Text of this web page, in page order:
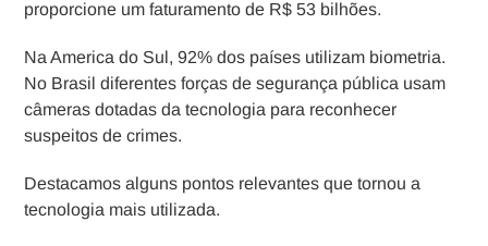
proporcione um faturamento de R$ 53 bilhões.
Na America do Sul, 92% dos países utilizam biometria.
No Brasil diferentes forças de segurança pública usam
câmeras dotadas da tecnologia para reconhecer
suspeitos de crimes.
Destacamos alguns pontos relevantes que tornou a
tecnologia mais utilizada.